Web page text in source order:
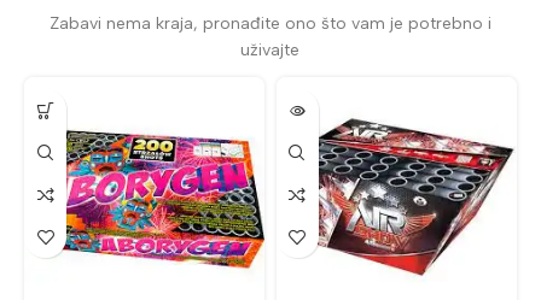
Zabavi nema kraja, pronađite ono što vam je potrebno i
uživajte